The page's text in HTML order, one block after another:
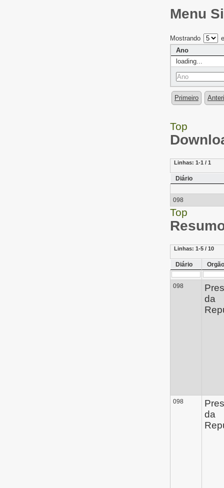
Menu
Mostrando
Ano
loading...
Primeiro
Top
Linhas: 1-1 / 1
Diário
098
Top
Linhas: 1-5 / 10
Diário Orgão
098
da
098
da